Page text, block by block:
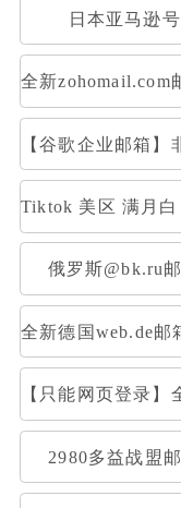
日本亚马逊号
全新zohomail.com
【谷歌企业邮箱
Tiktok 美区 满月
俄罗斯@bk.ru
全新德国web.de邮
【只能网页登录
2980多益战盟